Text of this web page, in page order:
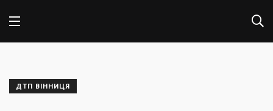
ДТП ВІННИЦЯ